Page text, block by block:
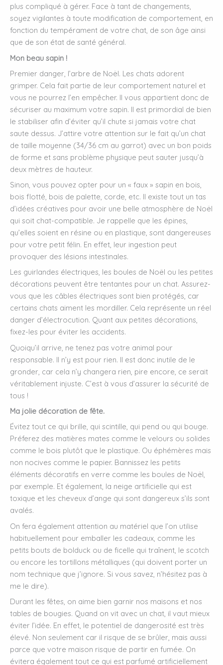
plus compliqué à gérer. Face à tant de changements,
soyez vigilantes à toute modification de comportement, en
fonction du tempérament de votre chat, de son âge ainsi
que de son état de santé général.
Mon beau sapin !
Premier danger, l’arbre de Noël. Les chats adorent
grimper. Cela fait partie de leur comportement naturel et
vous ne pourrez l’en empêcher. Il vous appartient donc de
sécuriser au maximum votre sapin. Il est primordial de bien
le stabiliser afin d’éviter qu’il chute si jamais votre chat
saute dessus. J’attire votre attention sur le fait qu’un chat
de taille moyenne (34/36 cm au garrot) avec un bon poids
de forme et sans problème physique peut sauter jusqu’à
deux mètres de hauteur.
Sinon, vous pouvez opter pour un « faux » sapin en bois,
bois flotté, bois de palette, corde, etc. Il existe tout un tas
d’idées créatives pour avoir une belle atmosphère de Noël
qui soit chat-compatible. Je rappelle que les épines,
qu’elles soient en résine ou en plastique, sont dangereuses
pour votre petit félin. En effet, leur ingestion peut
provoquer des lésions intestinales.
Les guirlandes électriques, les boules de Noël ou les petites
décorations peuvent être tentantes pour un chat. Assurez-
vous que les câbles électriques sont bien protégés, car
certains chats aiment les mordiller. Cela représente un réel
danger d’électrocution. Quant aux petites décorations,
fixez-les pour éviter les accidents.
Quoiqu’il arrive, ne tenez pas votre animal pour
responsable. Il n’y est pour rien. Il est donc inutile de le
gronder, car cela n’y changera rien, pire encore, ce serait
véritablement injuste. C’est à vous d’assurer la sécurité de
tous !
Ma jolie décoration de fête.
Évitez tout ce qui brille, qui scintille, qui pend ou qui bouge.
Préferez des matières mates comme le velours ou solides
comme le bois plutôt que le plastique. Ou éphémères mais
non nocives comme le papier. Bannissez les petits
éléments décoratifs en verre comme les boules de Noël,
par exemple. Et également, la neige artificielle qui est
toxique et les cheveux d’ange qui sont dangereux s’ils sont
avalés.
On fera également attention au matériel que l’on utilise
habituellement pour emballer les cadeaux, comme les
petits bouts de bolduck ou de ficelle qui traînent, le scotch
ou encore les tortillons métalliques (qui doivent porter un
nom technique que j’ignore. Si vous savez, n’hésitez pas à
me le dire).
Durant les fêtes, on aime bien garnir nos maisons et nos
tables de bougies. Quand on vit avec un chat, il vaut mieux
éviter l’idée. En effet, le potentiel de dangerosité est très
élevé. Non seulement car il risque de se brûler, mais aussi
parce que votre maison risque de partir en fumée. On
évitera également tout ce qui est parfumé artificiellement